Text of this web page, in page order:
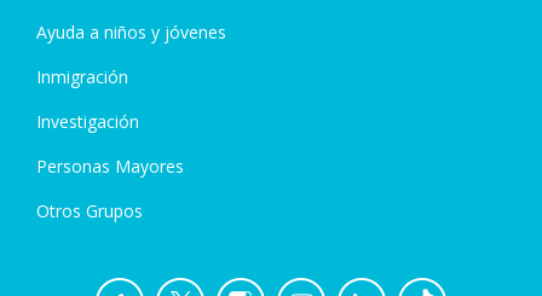
Ayuda a niños y jóvenes
Inmigración
Investigación
Personas Mayores
Otros Grupos